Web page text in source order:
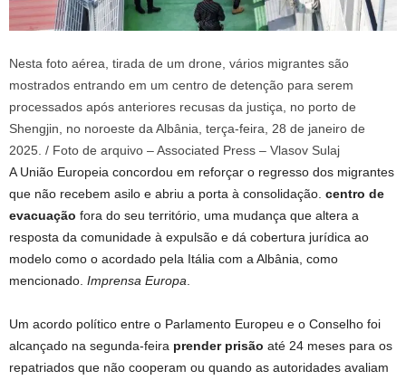
Nesta foto aérea, tirada de um drone, vários migrantes são
mostrados entrando em um centro de detenção para serem
processados ​​após anteriores recusas da justiça, no porto de
Shengjin, no noroeste da Albânia, terça-feira, 28 de janeiro de
2025. / Foto de arquivo – Associated Press – Vlasov Sulaj
A União Europeia concordou em reforçar o regresso dos migrantes
que não recebem asilo e abriu a porta à consolidação. centro de
evacuação fora do seu território, uma mudança que altera a
resposta da comunidade à expulsão e dá cobertura jurídica ao
modelo como o acordado pela Itália com a Albânia, como
mencionado. Imprensa Europa
Um acordo político entre o Parlamento Europeu e o Conselho foi
alcançado na segunda-feira prender prisão até 24 meses para os
repatriados que não cooperam ou quando as autoridades avaliam